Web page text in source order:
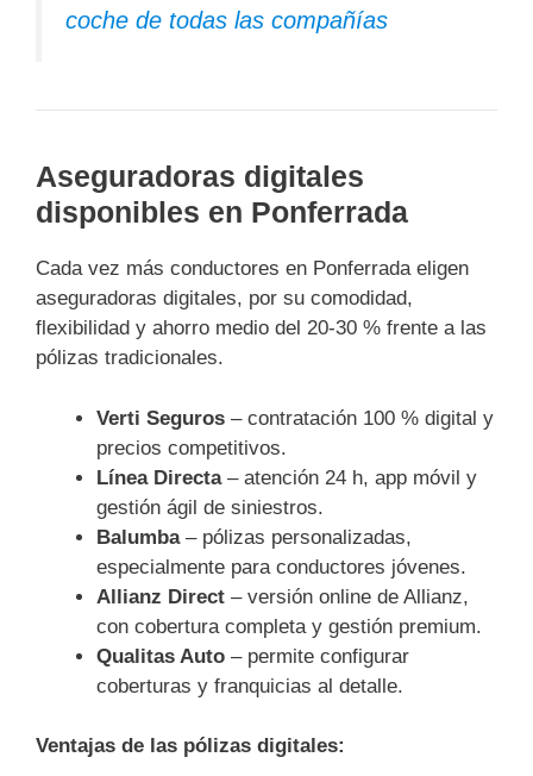
coche de todas las compañías
Aseguradoras digitales
disponibles en Ponferrada
Cada vez más conductores en Ponferrada eligen
aseguradoras digitales, por su comodidad,
flexibilidad y ahorro medio del 20-30 % frente a las
pólizas tradicionales.
Verti Seguros – contratación 100 % digital y
precios competitivos.
Línea Directa– atención 24 h, app móvil y
gestión ágil de siniestros.
Balumba– pólizas personalizadas,
especialmente para conductores jóvenes.
Allianz Direct – versión online de Allianz,
con cobertura completa y gestión premium.
Qualitas Auto – permite configurar
coberturas y franquicias al detalle.
Ventajas de las pólizas digitales: